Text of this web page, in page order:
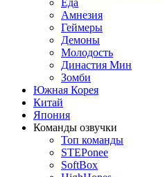
Еда
Амнезия
Геймеры
Демоны
Молодость
Династия Мин
Зомби
Южная Корея
Китай
Япония
Команды озвучки
Топ команды
STEPonee
SoftBox